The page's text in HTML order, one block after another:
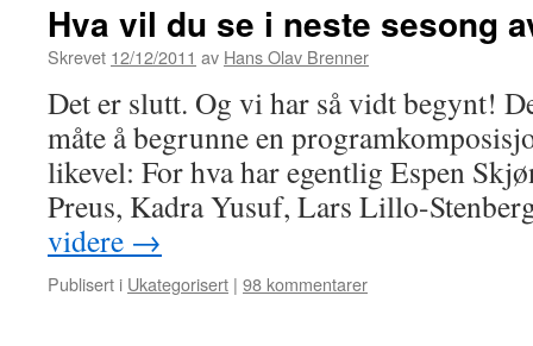
Hva vil du se i neste sesong
Skrevet 12/12/2011 av Hans Olav Brenner
Det er slutt. Og vi har så vidt begynt!
måte å begrunne en
likevel: For hva har egentlig Espen
Preus, Kadra Yusuf, Lars Lillo-
videre →
Publisert i Ukategorisert | 98 kommentarer